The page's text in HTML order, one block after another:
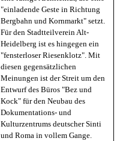
"einladende Geste in Richtung
Bergbahn und Kornmarkt" setzt.
Für den Stadtteilverein Alt-
Heidelberg ist es hingegen ein
"fensterloser Riesenklotz". Mit
diesen gegensätzlichen
Meinungen ist der Streit um den
Entwurf des Büros "Bez und
Kock" für den Neubau des
Dokumentations- und
Kulturzentrums deutscher Sinti
und Roma in vollem Gange.